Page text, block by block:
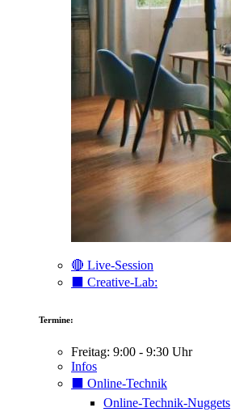
🔴 Live-Session
⬛️ Creative-Lab:
Termine:
Freitag: 9:00 - 9:30 Uhr
Infos
⬛️ Online-Technik
Online-Technik-Nuggets